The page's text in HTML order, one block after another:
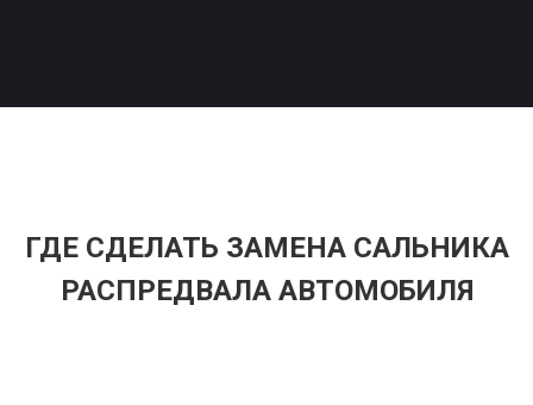
ГДЕ СДЕЛАТЬ ЗАМЕНА САЛЬНИКА
РАСПРЕДВАЛА АВТОМОБИЛЯ